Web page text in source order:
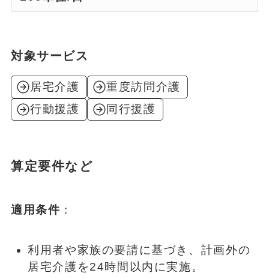
対象サービス
居宅介護
重度訪問介護
行動援護
同行援護
算定要件など
適用条件 ：
利用者や家族の要請に基づき、計画外の
居宅介護を24時間以内に実施。